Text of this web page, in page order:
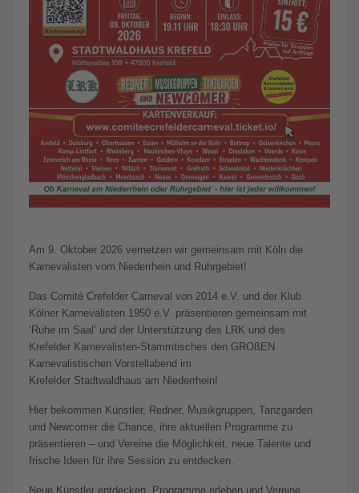
Am 9. Oktober 2026 vernetzen wir gemeinsam mit Köln die
Karnevalisten vom Niederrhein und Ruhrgebiet!
Das Comité Crefelder Carneval von 2014 e.V. und der Klub
Kölner Karnevalisten 1950 e.V. präsentieren gemeinsam mit
‘Ruhe im Saal’ und der Unterstützung des LRK und des
Krefelder Karnevalisten-Stammtisches den GROßEN
Karnevalistischen Vorstellabend im
Krefelder Stadtwaldhaus am Niederrhein!
Hier bekommen Künstler, Redner, Musikgruppen, Tanzgarden
und Newcomer die Chance, ihre aktuellen Programme zu
präsentieren – und Vereine die Möglichkeit, neue Talente und
frische Ideen für ihre Session zu entdecken.
Neue Künstler entdecken, Programme erleben und Vereine